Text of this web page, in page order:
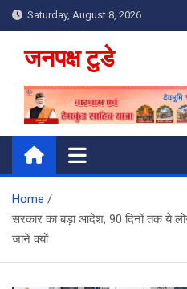
Skip
to
content
Saturday, August 8, 2026
जनपक्ष टुडे
Home
सरकार का बड़ा आदेश, 90 दिनों तक ये
जानें क्यों